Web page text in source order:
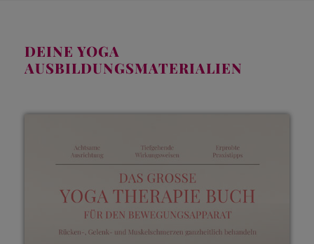
DEINE YOGA
AUSBILDUNGSMATERIALIEN